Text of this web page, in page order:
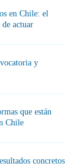
en Chile: el
actuar
y
que están
Chile
concretos